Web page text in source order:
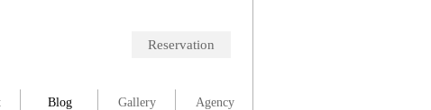
Reservation
Blog Gallery Agency